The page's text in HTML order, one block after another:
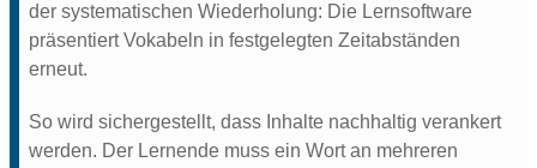
der systematischen Wiederholung: Die Lernsoftware
präsentiert Vokabeln in festgelegten Zeitabständen
erneut.
So wird sichergestellt, dass Inhalte nachhaltig verankert
werden. Der Lernende muss ein Wort an mehreren